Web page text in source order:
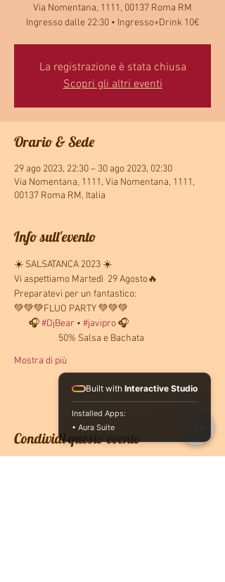
Via Nomentana, 1111, 00137 Roma RM
Ingresso dalle 22:30 • Ingresso+Drink 10€
La registrazione è stata chiusa
Scopri gli altri eventi
Orario & Sede
29 ago 2023, 22:30 – 30 ago 2023, 02:30
Via Nomentana, 1111, Via Nomentana, 1111,
00137 Roma RM, Italia
Info sull'evento
☀️ SALSATANCA 2023 ☀️
Vi aspettiamo Martedì  29 Agosto🔥
Preparatevi per un fantastico:
💚💚💚FLUO PARTY 💚💚💚
🎧 #DjBear • #javipro 🎧
50% Salsa e Bachata
Mostra di più
Condividi questo evento
Built with Interactive Studio
Installed Apps:
• Aura Suite